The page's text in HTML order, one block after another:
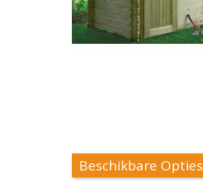
Beschikbare Opties